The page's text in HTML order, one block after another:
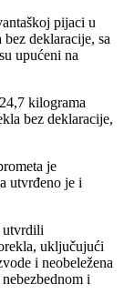
pijaci u
deklaracije, sa
upućeni na
kilograma
bez deklaracije,
je
utvrđeno je i
utvrdili
uključujući
i neobeležena
i